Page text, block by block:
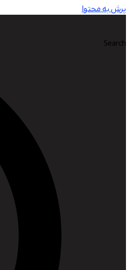
پرش به محتوا
Search